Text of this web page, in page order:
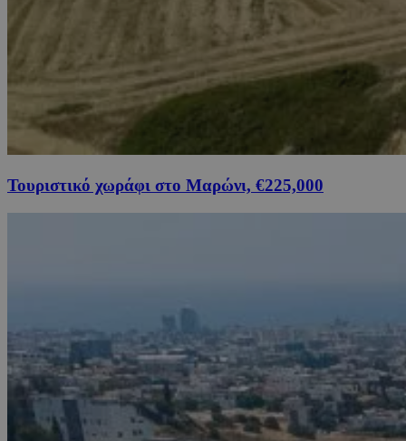
Τουριστικό χωράφι στο Μαρώνι, €225,000